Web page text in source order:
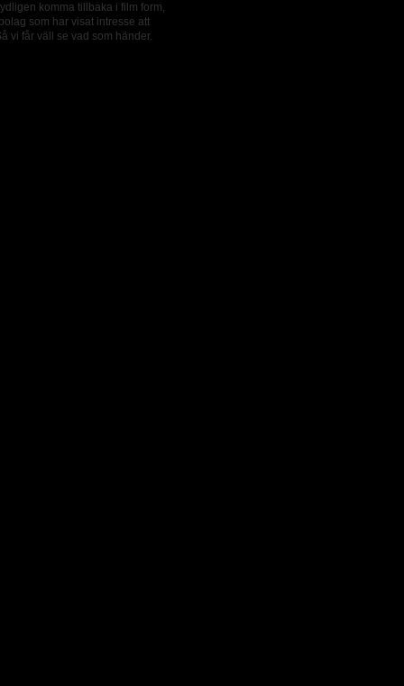
komma tillbaka i film form,
som har visat intresse att
vi får väll se vad som händer.